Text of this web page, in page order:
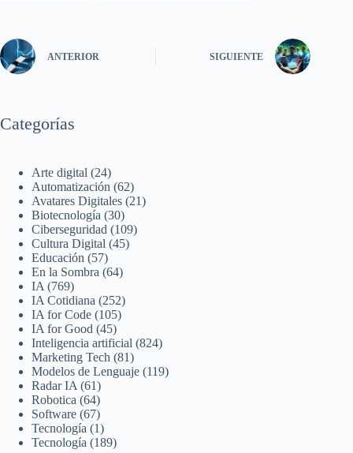
ANTERIOR SIGUIENTE
Categorías
Arte digital (24)
Automatización (62)
Avatares Digitales (21)
Biotecnología (30)
Ciberseguridad (109)
Cultura Digital (45)
Educación (57)
En la Sombra (64)
IA (769)
IA Cotidiana (252)
IA for Code (105)
IA for Good (45)
Inteligencia artificial (824)
Marketing Tech (81)
Modelos de Lenguaje (119)
Radar IA (61)
Robotica (64)
Software (67)
Tecnología (1)
Tecnología (189)